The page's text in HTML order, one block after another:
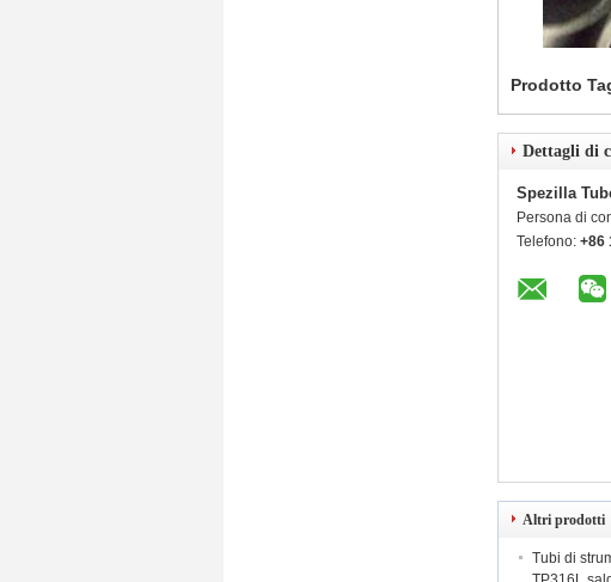
Prodotto
Dettagli di
Spezilla
Persona di
Telefono: +86
Altri prodotti
Tubi di